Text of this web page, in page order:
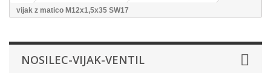
vijak z matico M12x1,5x35 SW17
NOSILEC-VIJAK-VENTIL